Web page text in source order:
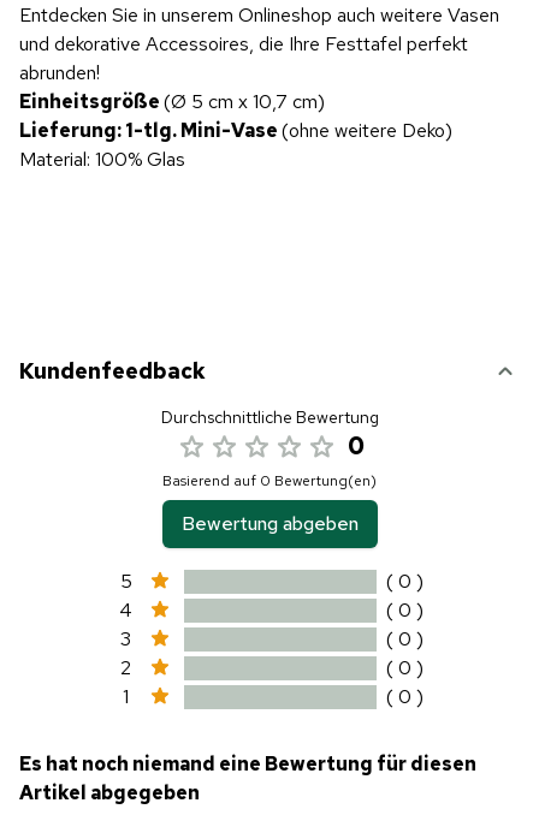
Entdecken Sie in unserem Onlineshop auch weitere Vasen
und dekorative Accessoires, die Ihre Festtafel perfekt
abrunden!
Einheitsgröße(Ø 5 cm x 10,7 cm)
Lieferung: 1-tlg. Mini-Vase(ohne weitere Deko)
Material: 100% Glas
Kundenfeedback
Durchschnittliche Bewertung
0
Basierend auf 0 Bewertung(en)
Bewertung abgeben
5
( 0 )
4
( 0 )
3
( 0 )
2
( 0 )
1
( 0 )
Es hat noch niemand eine Bewertung für diesen
Artikel abgegeben